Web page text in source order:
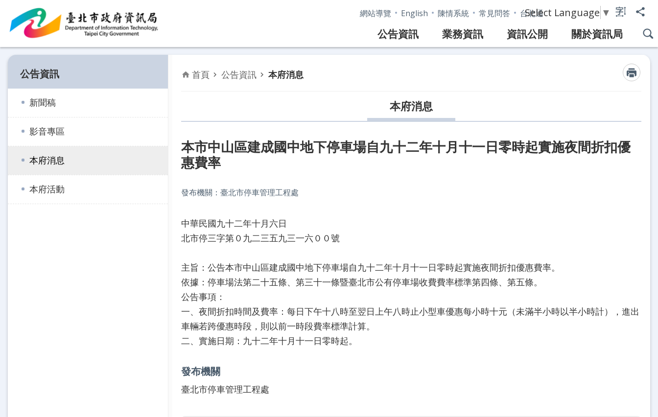
跳到主要內容區塊 網站導覽 English 陳情系統 常見問答 台北通
Select Language ▼
公告資訊 業務資訊 資訊公開 關於資訊局
公告資訊
新聞稿
影音專區
本府消息
本府活動
首頁 公告資訊 本府消息
本府消息
本市中山區建成國中地下停車場自九十二年十月十一日零時起實施夜間折扣優
惠費率
發布機關：臺北市停車管理工程處
中華民國九十二年十月六日
北市停三字第０九二三五九三一六００號
主旨：公告本市中山區建成國中地下停車場自九十二年十月十一日零時起實施夜間折扣優惠費率。
依據：停車場法第二十五條、第三十一條暨臺北市公有停車場收費費率標準第四條、第五條。
公告事項：
一、夜間折扣時間及費率：每日下午十八時至翌日上午八時止小型車優惠每小時十元（未滿半小時以半小時計），進出
車輛若跨優惠時段，則以前一時段費率標準計算。
二、實施日期：九十二年十月十一日零時起。
發布機關
臺北市停車管理工程處